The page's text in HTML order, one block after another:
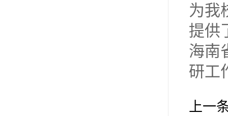
为我
提供
海南
研工
上一